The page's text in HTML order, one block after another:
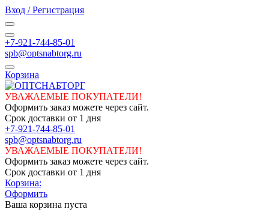
Вход / Регистрация
+7-921-744-85-01
spb@optsnabtorg.ru
Корзина
УВАЖАЕМЫЕ ПОКУПАТЕЛИ!
Оформить заказ можете через сайт.
Срок доставки от 1 дня
+7-921-744-85-01
spb@optsnabtorg.ru
УВАЖАЕМЫЕ ПОКУПАТЕЛИ!
Оформить заказ можете через сайт.
Срок доставки от 1 дня
Корзина:
Оформить
Ваша корзина пуста